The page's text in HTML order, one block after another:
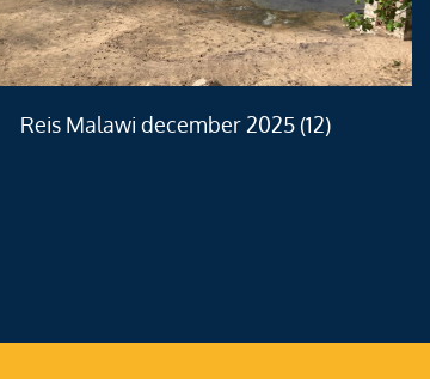
Reis Malawi december 2025 (12)